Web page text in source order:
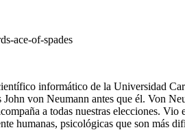
informático de la Universidad
John von Neumann antes que él. Von
a todas nuestras elecciones.
humanas, psicológicas que son más